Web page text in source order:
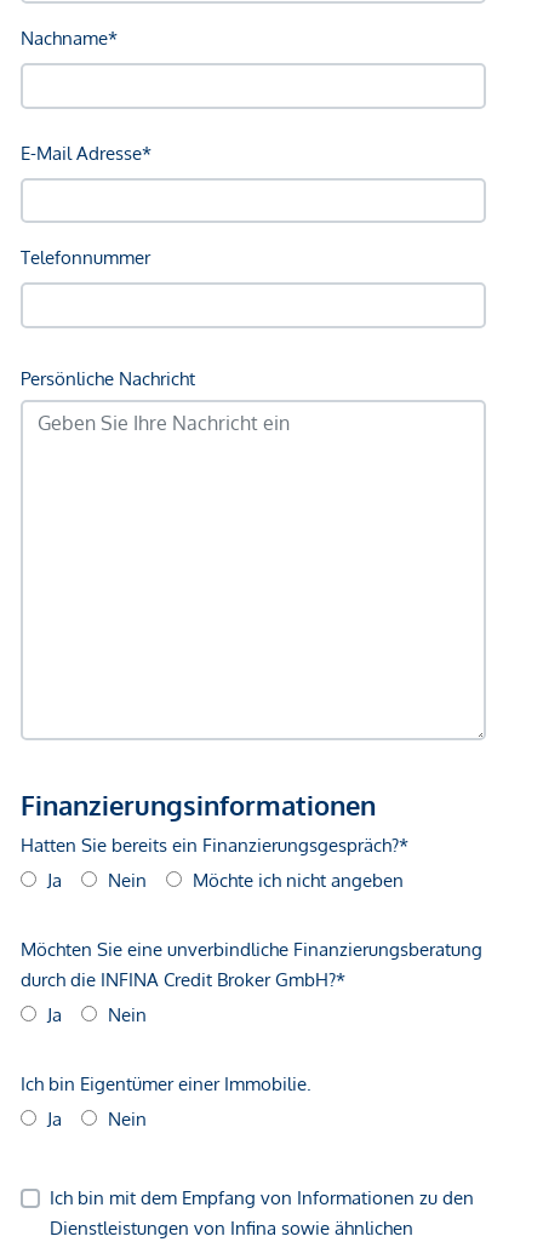
Bahnhof <750m
*Der Vertrag kommt nicht mit der INFINA Credit Broker
GmbH zustande. Das Objekt wird von einem externen
Immobilienunternehmen angeboten. Allfällige aus dem
geltend zu machen. Wir weisen Sie darauf hin, dass die
gemachten Angaben und Informationen lediglich
unverbindliche Vorabinformationen sind und daher ohne